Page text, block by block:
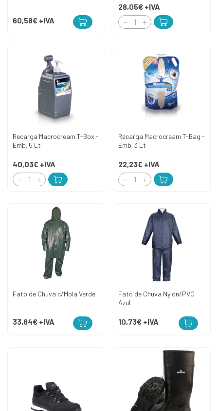
60,58€ +IVA
28,05€ +IVA
Recarga Macrocream T-Box -
Emb. 5 Lt
40,03€ +IVA
Recarga Macrocream T-Bag -
Emb. 3 Lt
22,23€ +IVA
Fato de Chuva c/Mola Verde
33,84€ +IVA
Fato de Chuva Nylon/PVC
Azul
10,73€ +IVA